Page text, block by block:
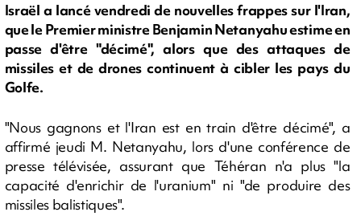
Israël a lancé vendredi de nouvelles frappes sur l'Iran,
que le Premier ministre Benjamin Netanyahu estime en
passe d'être "décimé", alors que des attaques de
missiles et de drones continuent à cibler les pays du
Golfe.
"Nous gagnons et l'Iran est en train d'être décimé", a
affirmé jeudi M. Netanyahu, lors d'une conférence de
presse télévisée, assurant que Téhéran n'a plus "la
capacité d'enrichir de l'uranium" ni "de produire des
missiles balistiques".